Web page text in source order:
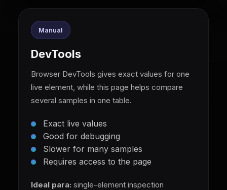
Manual
DevTools
Browser DevTools gives exact values for one
live element, while this page helps compare
several samples in one table.
Exact live values
Good for debugging
Slower for many samples
Requires access to the page
Ideal para: single-element inspection